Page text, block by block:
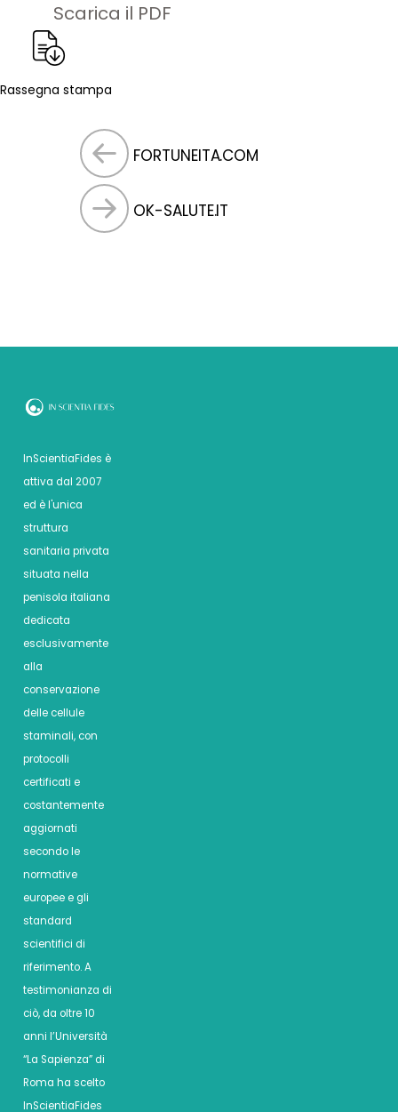
Scarica il PDF
Rassegna stampa
FORTUNEITA.COM
OK-SALUTE.IT
InScientiaFides è
attiva dal 2007
ed è l'unica
struttura
sanitaria privata
situata nella
penisola italiana
dedicata
esclusivamente
alla
conservazione
delle cellule
staminali, con
protocolli
certificati e
costantemente
aggiornati
secondo le
normative
europee e gli
standard
scientifici di
riferimento. A
testimonianza di
ciò, da oltre 10
anni l’Università
“La Sapienza” di
Roma ha scelto
InScientiaFides